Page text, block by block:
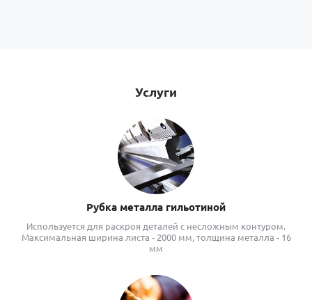
Услуги
Рубка металла гильотиной
Используется для раскроя деталей с несложным контуром.
Максимальная ширина листа - 2000 мм, толщина металла - 16
мм